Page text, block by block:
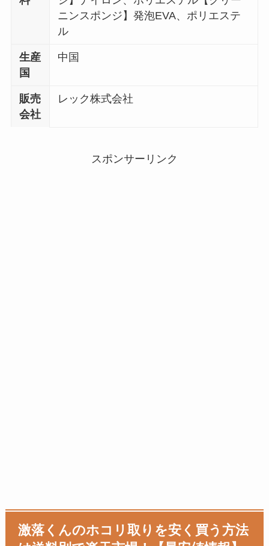
ニンスポンジ】発泡EVA、ポリエステ
ル
生産
国
中国
販売
会社
レック株式会社
スポンサーリンク
激落くんのホコリ取りを安く買う方法